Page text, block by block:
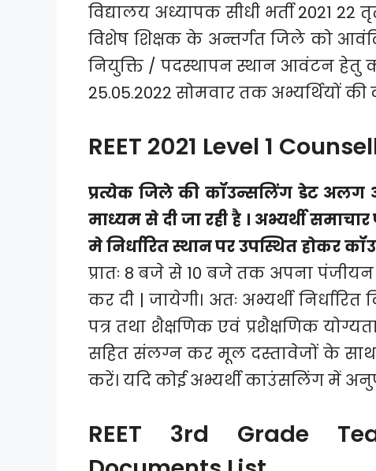
विद्यालय अध्यापक सीधी भर्ती 2021
विशेष शिक्षक के अन्तर्गत जिले को
नियुक्ति / पदस्थापन स्थान आवंटन हेतु
25.05.2022 सोमवार तक अभ्यर्थियों
REET 2021 Level 1
प्रत्येक जिले की कॉउन्सलिंग डेट अलग
माध्यम से दी जा रही है । अभ्यर्थी
मे निर्धारित स्थान पर उपस्थित होकर
प्रातः 8 बजे से 10 बजे तक अपना
कर दी | जायेगी। अतः अभ्यर्थी
पत्र तथा शैक्षणिक एवं प्रशैक्षणिक
सहित संलग्न कर मूल दस्तावेजों के साथ
करें। यदि कोई अभ्यर्थी काउंसलिंग में
REET 3rd Grade